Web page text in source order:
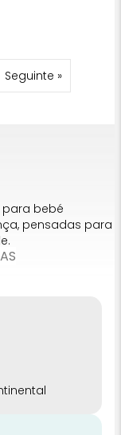
Seguinte »
bebé
pensadas para